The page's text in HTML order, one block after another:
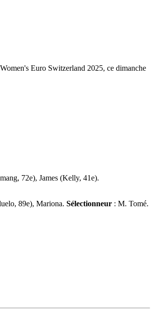
Euro Switzerland 2025, ce dimanche
72e), James (Kelly, 41e).
89e), Mariona. Sélectionneur : M. Tomé.